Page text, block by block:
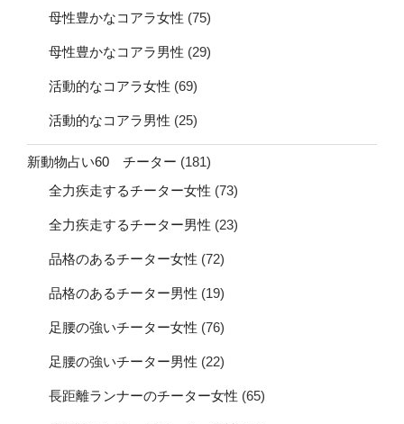
母性豊かなコアラ女性 (75)
母性豊かなコアラ男性 (29)
活動的なコアラ女性 (69)
活動的なコアラ男性 (25)
新動物占い60 チーター (181)
全力疾走するチーター女性 (73)
全力疾走するチーター男性 (23)
品格のあるチーター女性 (72)
品格のあるチーター男性 (19)
足腰の強いチーター女性 (76)
足腰の強いチーター男性 (22)
長距離ランナーのチーター女性 (65)